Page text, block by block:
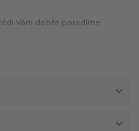
Vám dobře poradíme